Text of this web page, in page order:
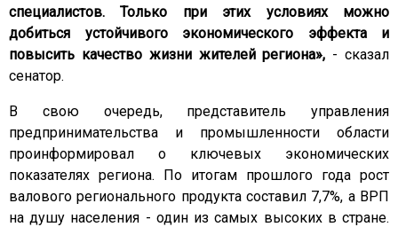
специалистов. Только при этих условиях можно
добиться устойчивого экономического эффекта и
повысить качество жизни жителей региона», - сказал
сенатор.
В свою очередь, представитель управления
предпринимательства и промышленности области
проинформировал о ключевых экономических
показателях региона. По итогам прошлого года рост
валового регионального продукта составил 7,7%, а ВРП
на душу населения - один из самых высоких в стране.